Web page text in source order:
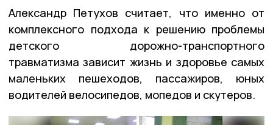
Александр Петухов считает, что именно от
комплексного подхода к решению проблемы
детского дорожно-транспортного
травматизма зависит жизнь и здоровье самых
маленьких пешеходов, пассажиров, юных
водителей велосипедов, мопедов и скутеров.